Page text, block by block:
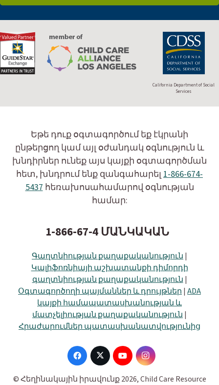
California Department of Social
Services
Եթե դուք օգտագործում եք էկրանի
ընթերցող կամ այլ օժանդակ օգնություն և
խնդիրներ ունեք այս կայքի օգտագործման
հետ, խնդրում ենք զանգահարել 1-866-674-
5437 հեռախոսահամարով օգնության
համար:
1-866-67-4 ՄԱՆԿԱԿԱՆ
Գաղտնիության քաղաքականություն |
Կալիֆոռնիայի աշխատանքի դիմորդի
գաղտնիության քաղաքականություն |
Օգտագործողի պայմաններ և դրույթներ | ADA
կայքի համապատասխանության և
մատչելիության քաղաքականություն |
Հրաժարումներ պատասխանատվությունից
© Հեղինակային իրավունք 2026, Child Care Resource